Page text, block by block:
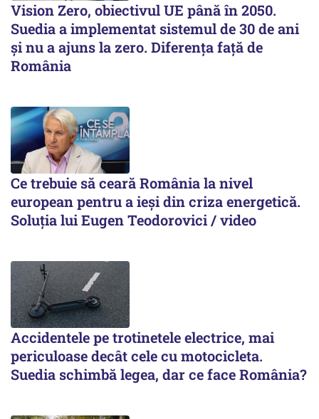
Vision Zero, obiectivul UE până în 2050.
Suedia a implementat sistemul de 30 de ani
şi nu a ajuns la zero. Diferenţa faţă de
România
Ce trebuie să ceară România la nivel
european pentru a ieși din criza energetică.
Soluția lui Eugen Teodorovici / video
Accidentele pe trotinetele electrice, mai
periculoase decât cele cu motocicleta.
Suedia schimbă legea, dar ce face România?